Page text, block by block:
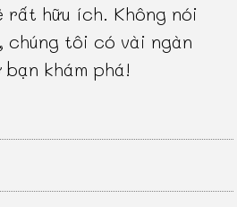
rất hữu ích. Không nói
chúng tôi có vài ngàn
khám phá!